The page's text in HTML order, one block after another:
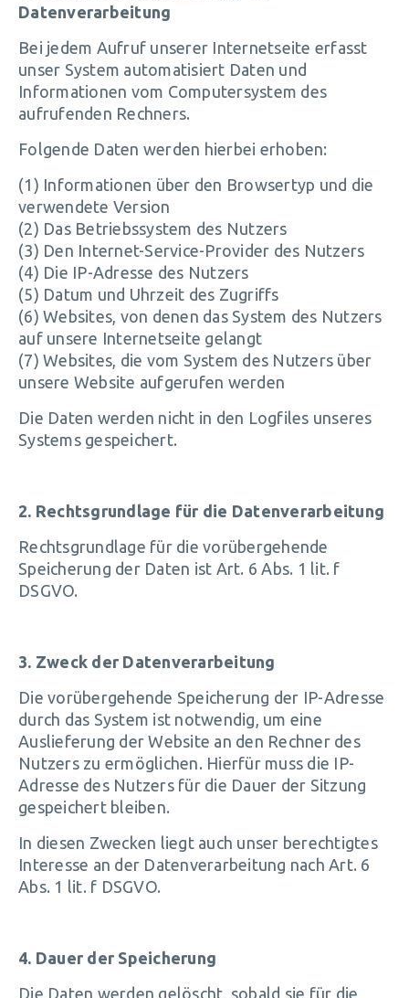
Datenverarbeitung
Bei jedem Aufruf unserer Internetseite erfasst
unser System automatisiert Daten und
Informationen vom Computersystem des
aufrufenden Rechners.
Folgende Daten werden hierbei erhoben:
(1) Informationen über den Browsertyp und die
verwendete Version
(2) Das Betriebssystem des Nutzers
(3) Den Internet-Service-Provider des Nutzers
(4) Die IP-Adresse des Nutzers
(5) Datum und Uhrzeit des Zugriffs
(6) Websites, von denen das System des Nutzers
auf unsere Internetseite gelangt
(7) Websites, die vom System des Nutzers über
unsere Website aufgerufen werden
Die Daten werden nicht in den Logfiles unseres
Systems gespeichert.
2. Rechtsgrundlage für die Datenverarbeitung
Rechtsgrundlage für die vorübergehende
Speicherung der Daten ist Art. 6 Abs. 1 lit. f
DSGVO.
3. Zweck der Datenverarbeitung
Die vorübergehende Speicherung der IP-Adresse
durch das System ist notwendig, um eine
Auslieferung der Website an den Rechner des
Nutzers zu ermöglichen. Hierfür muss die IP-
Adresse des Nutzers für die Dauer der Sitzung
gespeichert bleiben.
In diesen Zwecken liegt auch unser berechtigtes
Interesse an der Datenverarbeitung nach Art. 6
Abs. 1 lit. f DSGVO.
4. Dauer der Speicherung
Die Daten werden gelöscht, sobald sie für die